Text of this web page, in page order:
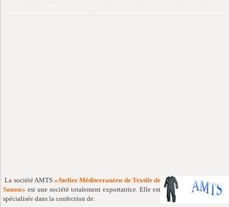
La société AMTS «Atelier Méditerranéen de Textile de
Sousse» est une société totalement exportatrice. Elle est
spécialisée dans la confection de: